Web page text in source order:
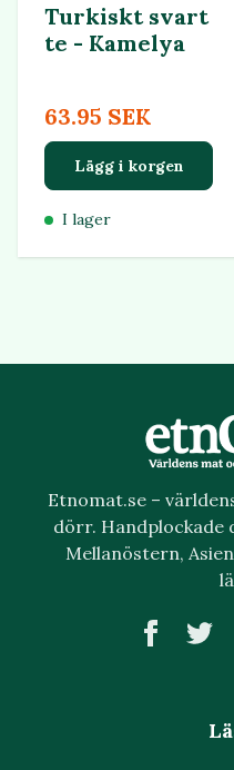
Turkiskt svart
te - Kamelya
63.95 SEK
Lägg i korgen
I lager
Etnomat.se –
dörr. Handplockade
Mellanöstern,